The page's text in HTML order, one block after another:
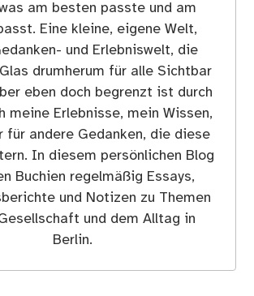
am besten passte und am
Eine kleine, eigene Welt,
und Erlebniswelt, die
drumherum für alle Sichtbar
eben doch begrenzt ist durch
meine Erlebnisse, mein Wissen,
für andere Gedanken, die diese
In diesem persönlichen Blog
Buchien regelmäßig Essays,
und Notizen zu Themen
und dem Alltag in
Berlin.